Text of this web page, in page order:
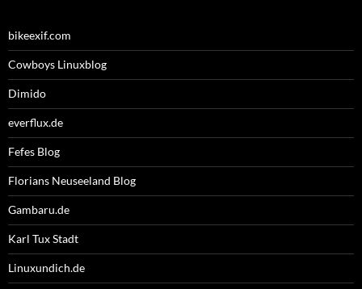
bikeexif.com
Cowboys Linuxblog
Dimido
everflux.de
Fefes Blog
Florians Neuseeland Blog
Gambaru.de
Karl Tux Stadt
Linuxundich.de